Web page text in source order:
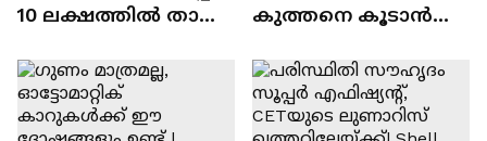
10 ലക്ഷത്തിൽ താഴെ
ഓട്ടോമാറ്റിക്ക്
എസ്‍യുവികൾ
കുത്തനെ കൂടാൻ